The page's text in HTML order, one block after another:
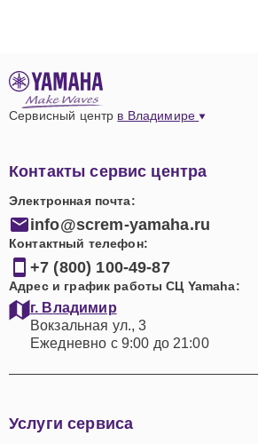
Сервисный центр в Владимире
Контакты сервис центра
Электронная почта:
info@screm-yamaha.ru
Контактный телефон:
+7 (800) 100-49-87
Адрес и график работы СЦ Yamaha:
г. Владимир
Вокзальная ул., 3
Ежедневно с 9:00 до 21:00
Услуги сервиса